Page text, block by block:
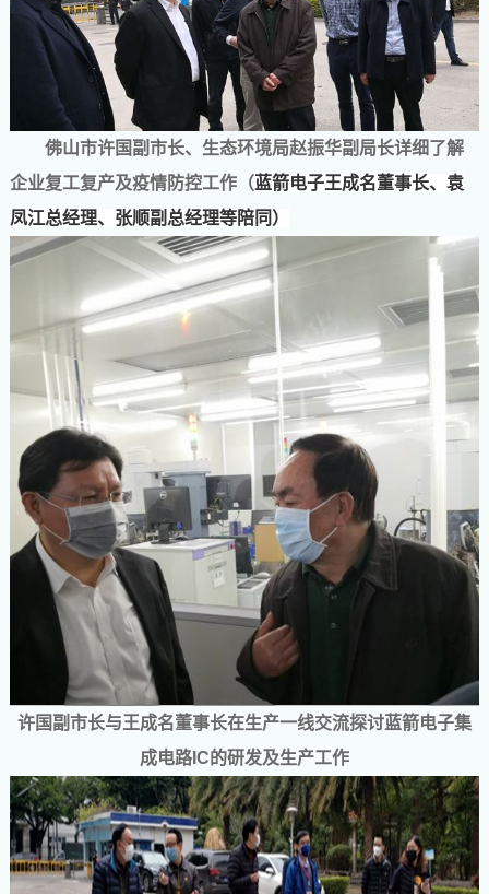
佛山市许国副市长、生态环境局赵振华副局长详细了解
企业复工复产及疫情防控工作（蓝箭电子王成名董事长、袁
凤江总经理、张顺副总经理等陪同）
许国副市长与王成名董事长在生产一线交流探讨蓝箭电子集
成电路 IC的研发及生产工作